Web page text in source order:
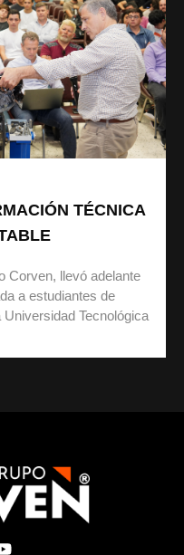
TÉCNICA
Corven, llevó adelante
a estudiantes de
Tecnológica